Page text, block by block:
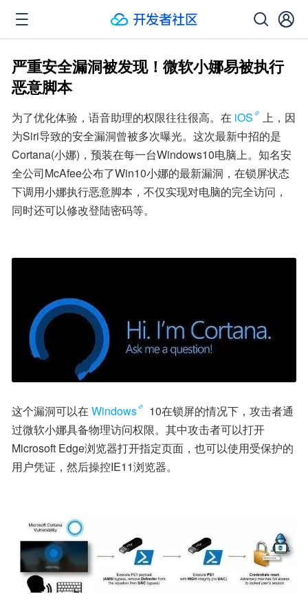
严重安全漏洞被发现！微软小娜易被执行
恶意脚本
为了优化体验，语音助理的权限往往很高。在 iOS
上，因
为Siri导致的安全漏洞曾被多次曝光。这次最新中招的是
Cortana(小娜)，预装在每一台Windows10电脑上。知名安
全公司McAfee公布了Win10小娜的最新漏洞，在锁屏状态
下调用小娜执行恶意脚本，不仅实现对电脑的完全访问，
同时还可以修改登陆密码等。
这个漏洞可以在 Windows
10在锁屏的情况下，攻击者通
过微软小娜具备物理访问权限。其中攻击者可以打开
Microsoft Edge浏览器打开指定页面，也可以使用受保护的
用户凭证，然后操控IE11浏览器。